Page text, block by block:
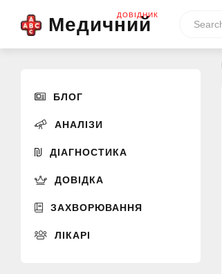
Медичний
ДОВІДНИК
БЛОГ
АНАЛІЗИ
ДІАГНОСТИКА
ДОВІДКА
ЗАХВОРЮВАННЯ
ЛІКАРІ